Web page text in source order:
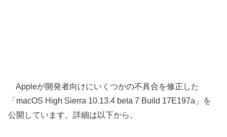
Appleが開発者向けにいくつかの不具合を修正した
「macOS High Sierra 10.13.4 beta 7 Build 17E197a」を
公開しています。詳細は以下から。